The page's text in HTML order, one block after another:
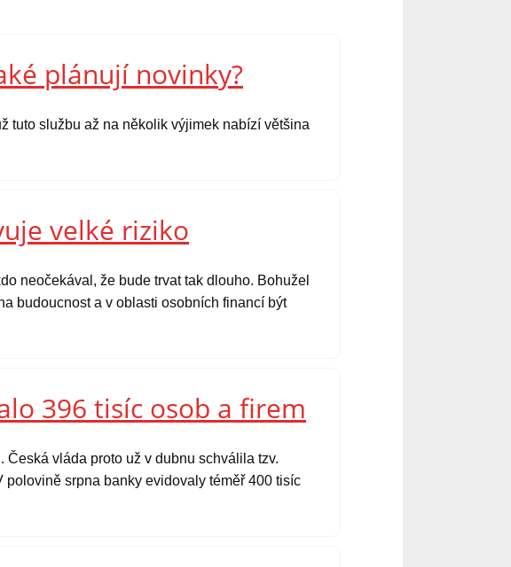
plánují novinky?
tuto službu až na několik výjimek nabízí většina
velké riziko
neočekával, že bude trvat tak dlouho. Bohužel
budoucnost a v oblasti osobních financí být
396 tisíc osob a firem
vláda proto už v dubnu schválila tzv.
srpna banky evidovaly téměř 400 tisíc